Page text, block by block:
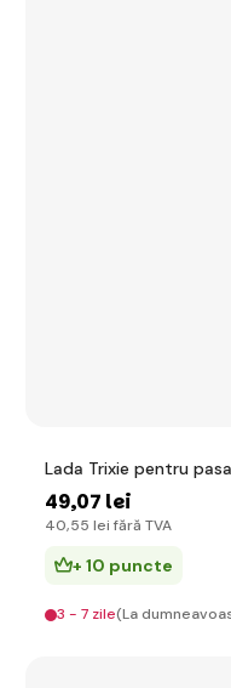
Lada Trixie pentru
49,07 lei
40,55 lei fără TVA
+ 10 puncte
3 - 7 zile(La